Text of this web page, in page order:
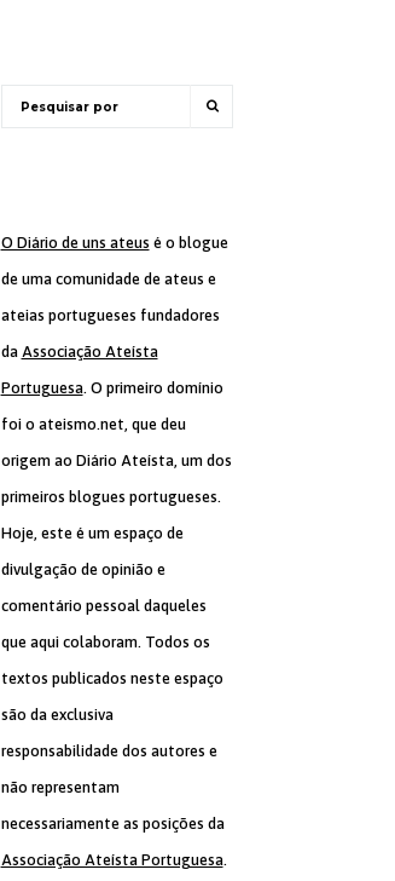
O Diário de uns ateus é o blogue
de uma comunidade de ateus e
ateias portugueses fundadores
da Associação Ateísta
Portuguesa. O primeiro domínio
foi o ateismo.net, que deu
origem ao Diário Ateísta, um dos
primeiros blogues portugueses.
Hoje, este é um espaço de
divulgação de opinião e
comentário pessoal daqueles
que aqui colaboram. Todos os
textos publicados neste espaço
são da exclusiva
responsabilidade dos autores e
não representam
necessariamente as posições da
Associação Ateísta Portuguesa.